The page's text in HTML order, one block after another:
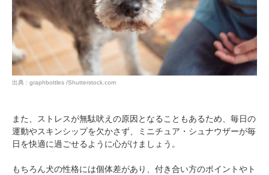
出典 : graphbottles /Shutterstock.com
また、ストレスが無駄吠えの原因となることもあるため、毎日の
運動やスキンシップを欠かさず、ミニチュア・シュナウザーが毎
日を快適に過ごせるように心がけましょう。
もちろん犬の性格には個体差があり、付き合い方のポイントやト